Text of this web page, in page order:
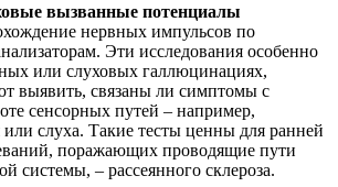
вызванные потенциалы
нервных импульсов по
Эти исследования особенно
или слуховых галлюцинациях,
выявить, связаны ли симптомы с
сенсорных путей – например,
слуха. Такие тесты ценны для ранней
поражающих проводящие пути
системы, – рассеянного склероза.